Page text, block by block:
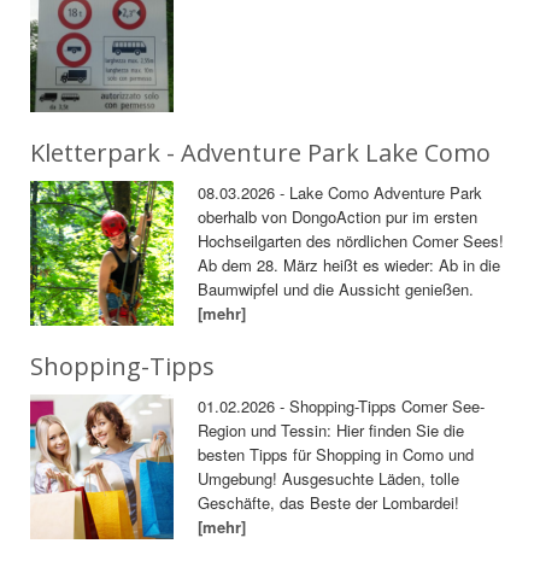
Kletterpark - Adventure Park Lake Como
08.03.2026 - Lake Como Adventure Park
oberhalb von DongoAction pur im ersten
Hochseilgarten des nördlichen Comer Sees!
Ab dem 28. März heißt es wieder: Ab in die
Baumwipfel und die Aussicht genießen.
[mehr]
Shopping-Tipps
01.02.2026 - Shopping-Tipps Comer See-
Region und Tessin: Hier finden Sie die
besten Tipps für Shopping in Como und
Umgebung! Ausgesuchte Läden, tolle
Geschäfte, das Beste der Lombardei!
[mehr]